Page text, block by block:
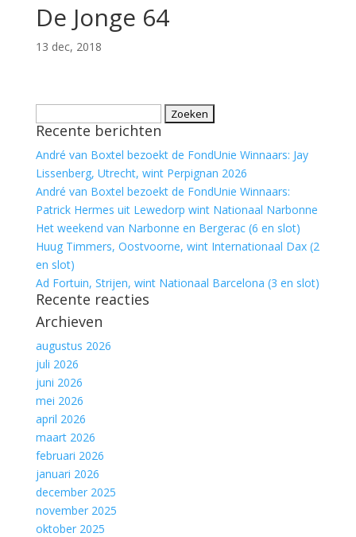
De Jonge 64
13 dec, 2018
naar:
Recente berichten
André van Boxtel bezoekt de FondUnie Winnaars: Jay
Lissenberg, Utrecht, wint Perpignan 2026
André van Boxtel bezoekt de FondUnie Winnaars:
Patrick Hermes uit Lewedorp wint Nationaal Narbonne
Het weekend van Narbonne en Bergerac (6 en slot)
Huug Timmers, Oostvoorne, wint Internationaal Dax (2
en slot)
Ad Fortuin, Strijen, wint Nationaal Barcelona (3 en slot)
Recente reacties
Archieven
augustus 2026
juli 2026
juni 2026
mei 2026
april 2026
maart 2026
februari 2026
januari 2026
december 2025
november 2025
oktober 2025